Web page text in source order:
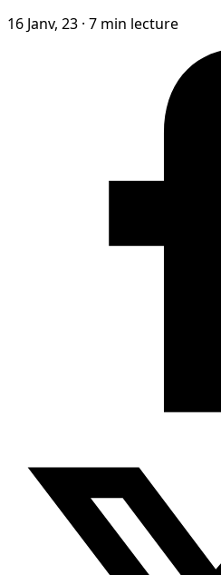
16 Janv, 23 · 7 min lecture